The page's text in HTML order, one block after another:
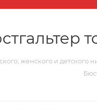
женского и детского